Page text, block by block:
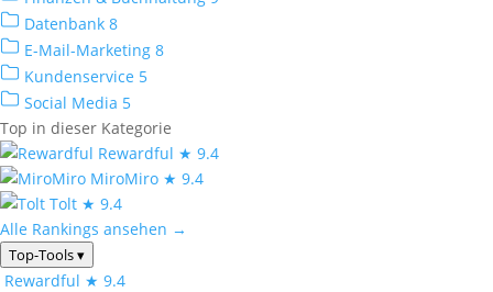
Datenbank 8
E-Mail-Marketing 8
Kundenservice 5
Social Media 5
Top in dieser Kategorie
Rewardful ★ 9.4
MiroMiro ★ 9.4
Tolt ★ 9.4
Alle Rankings ansehen →
Top-Tools▾
Rewardful ★ 9.4